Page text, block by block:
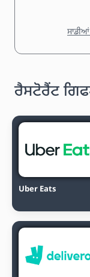
ਰੈਸਟੋਰੈਂਟ
Uber Eats